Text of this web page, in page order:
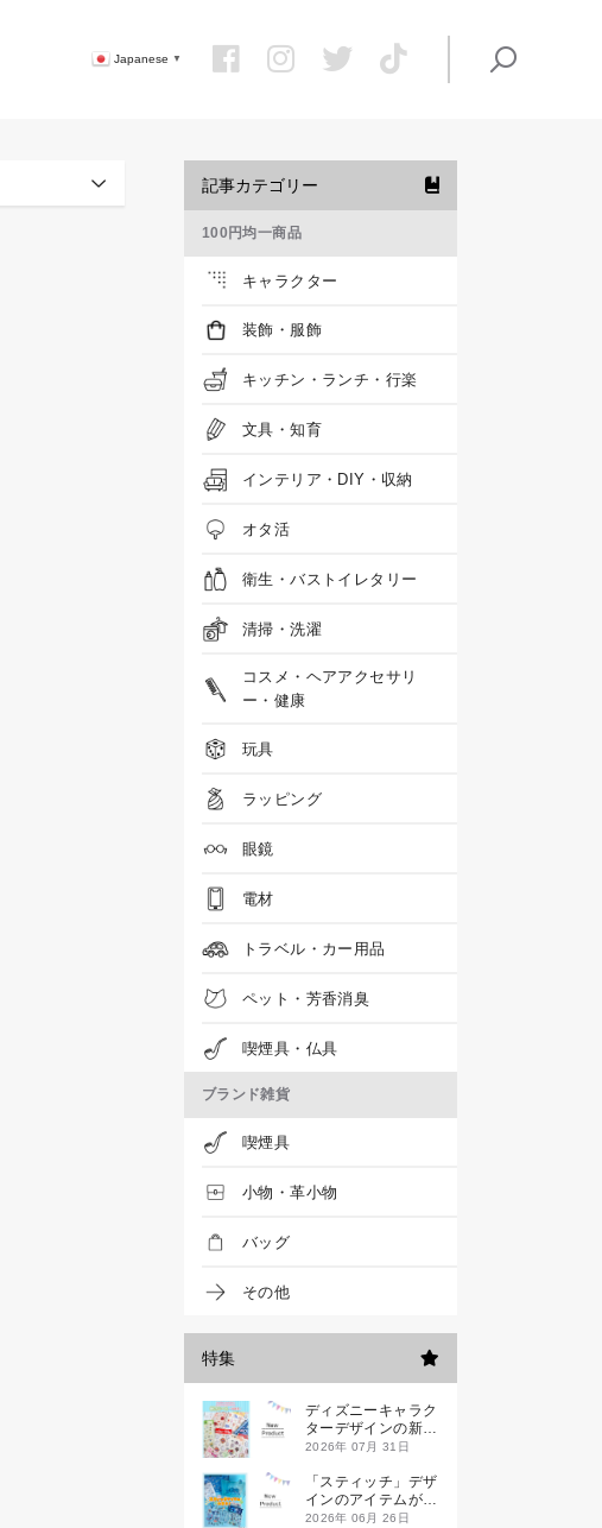
Japanese ▼
記事カテゴリー
100円均一商品
キャラクター
装飾・服飾
キッチン・ランチ・行楽
文具・知育
インテリア・DIY・収納
オタ活
衛生・バストイレタリー
清掃・洗濯
コスメ・ヘアアクセサリ
ー・健康
玩具
ラッピング
眼鏡
電材
トラベル・カー用品
ペット・芳香消臭
喫煙具・仏具
ブランド雑貨
喫煙具
小物・革小物
バッグ
その他
特集
ディズニーキャラク
ターデザインの新作
シールが一挙発売
2026年 07月 31日
「スティッチ」デザ
インのアイテムが新
登場です
2026年 06月 26日